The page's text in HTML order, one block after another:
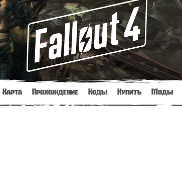
Карта Прохождение Коды Купить Моды